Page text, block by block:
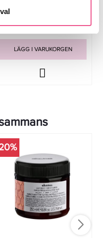
LÄGG I VARUKORGEN